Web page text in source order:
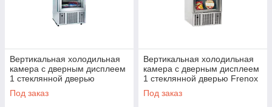
Вертикальная холодильная
камера с дверным дисплеем
1 стеклянной дверью
FRENOX
Под заказ
Вертикальная холодильная
камера с дверным дисплеем
1 стеклянной дверью Frenox
FRENOX
Под заказ